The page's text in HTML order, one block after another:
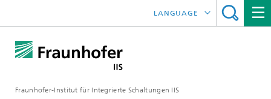
Fraunhofer-Institut für Integrierte Schaltungen IIS
LANGUAGE
中文